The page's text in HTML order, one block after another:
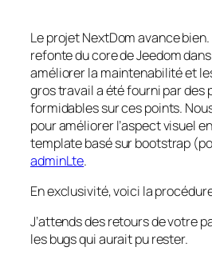
Le projet NextDom avance bien.
refonte du core de Jeedom dans
améliorer la maintenabilité et
gros travail a été fourni par des
formidables sur ces points.
pour améliorer l’aspect visuel
template basé sur bootstrap
adminLte.
En exclusivité, voici la
J’attends des retours de votre
les bugs qui aurait pu rester.